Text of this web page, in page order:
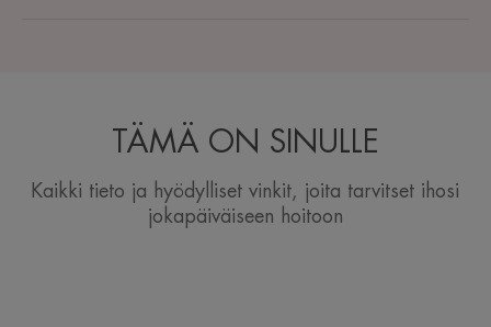
TÄMÄ ON SINULLE
Kaikki tieto ja hyödylliset vinkit, joita tarvitset ihosi
jokapäiväiseen hoitoon